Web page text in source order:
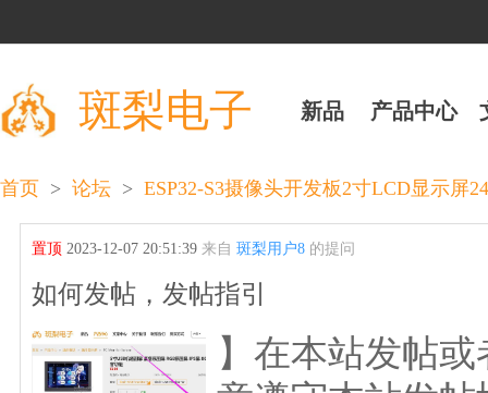
斑梨电子 新品 产品中心
首页 > 论坛 > ESP32-S3摄像头开发板2寸LCD显示屏
置顶2023-12-07 20:51:39 来自斑梨用户8 的提问
如何发帖，发帖指引
】在本站发帖